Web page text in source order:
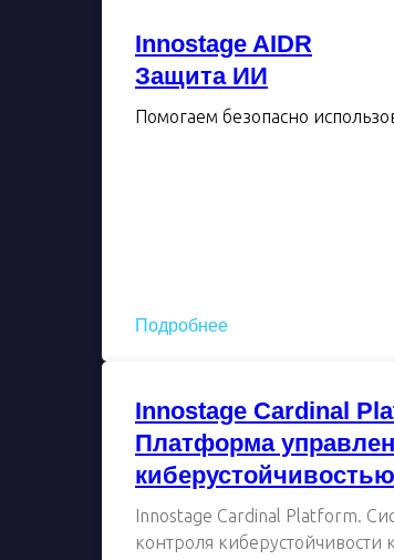
Innostage AIDR
Защита ИИ
Помогаем безопасно
Подробнее
Innostage Cardinal
Платформа
киберустойчивостью
Innostage Cardinal Platform.
контроля